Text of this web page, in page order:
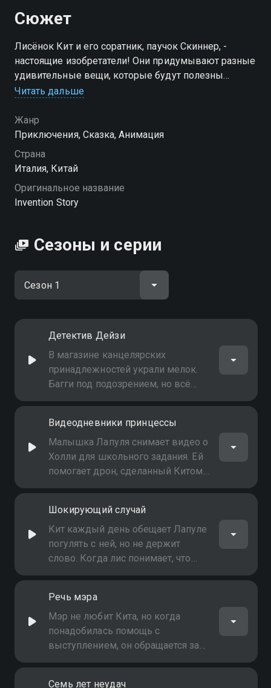
Сюжет
Лисёнок Кит и его соратник, паучок Скиннер, -
настоящие изобретатели! Они придумывают разные
удивительные вещи, которые будут полезны
жителям города. И пусть не все изобретения сразу
отличных идей!
Читать дальше
Жанр
Приключения, Сказка, Анимация
Страна
Италия, Китай
Оригинальное название
Invention Story
Сезоны и серии
Детектив Дейзи
В магазине канцелярских
принадлежностей украли мелок.
Багги под подозрением, но всё
отрицает. За расследование
Видеодневники принцессы
Малышка Лапуля снимает видео о
Холли для школьного задания. Ей
помогает дрон, сделанный Китом,
но в итоге интервью для проекта
Шокирующий случай
Кит каждый день обещает Лапуле
погулять с ней, но не держит
слово. Когда лис понимает, что
поступил некрасиво, он не может
Речь мэра
Мэр не любит Кита, но когда
понадобилась помощь с
выступлением, он обращается за
помощью к лису как к более
Семь лет неудач